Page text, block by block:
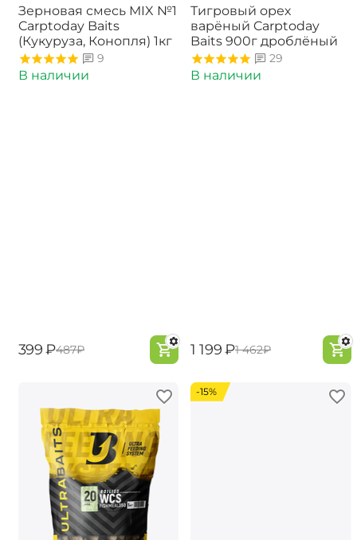
Зерновая смесь MIX №1
Carptoday Baits
(Кукуруза, Конопля) 1кг
9
В наличии
‍399‍ ₽‍487‍₽
Тигровый орех
варёный Carptoday
Baits 900г дроблёный
29
В наличии
‍1 199‍₽‍1 462‍₽
-15%